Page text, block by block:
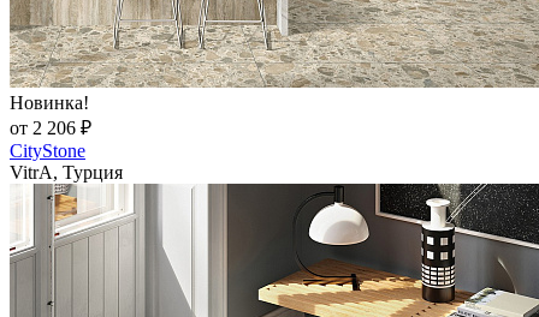
Новинка!
от 2 206 ₽
CityStone
VitrA, Турция